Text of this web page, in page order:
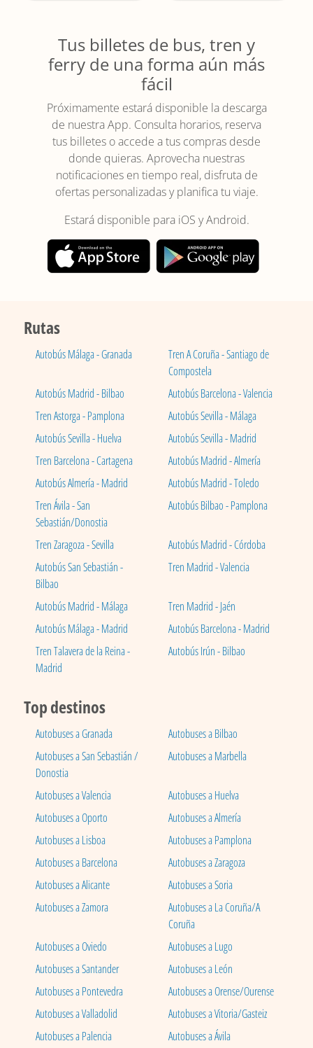
Tus billetes de bus, tren y
ferry de una forma aún más
fácil
Próximamente estará disponible la descarga
de nuestra App. Consulta horarios, reserva
tus billetes o accede a tus compras desde
donde quieras. Aprovecha nuestras
notificaciones en tiempo real, disfruta de
ofertas personalizadas y planifica tu viaje.
Estará disponible para iOS y Android.
Rutas
Autobús Málaga - Granada
Tren A Coruña - Santiago de
Compostela
Autobús Madrid - Bilbao
Autobús Barcelona - Valencia
Tren Astorga - Pamplona
Autobús Sevilla - Málaga
Autobús Sevilla - Huelva
Autobús Sevilla - Madrid
Tren Barcelona - Cartagena
Autobús Madrid - Almería
Autobús Almería - Madrid
Autobús Madrid - Toledo
Tren Ávila - San
Sebastián/Donostia
Autobús Bilbao - Pamplona
Tren Zaragoza - Sevilla
Autobús Madrid - Córdoba
Autobús San Sebastián -
Bilbao
Tren Madrid - Valencia
Autobús Madrid - Málaga
Tren Madrid - Jaén
Autobús Málaga - Madrid
Autobús Barcelona - Madrid
Tren Talavera de la Reina -
Madrid
Autobús Irún - Bilbao
Top destinos
Autobuses a Granada
Autobuses a Bilbao
Autobuses a San Sebastián /
Donostia
Autobuses a Marbella
Autobuses a Valencia
Autobuses a Huelva
Autobuses a Oporto
Autobuses a Almería
Autobuses a Lisboa
Autobuses a Pamplona
Autobuses a Barcelona
Autobuses a Zaragoza
Autobuses a Alicante
Autobuses a Soria
Autobuses a Zamora
Autobuses a La Coruña/A
Coruña
Autobuses a Oviedo
Autobuses a Lugo
Autobuses a Santander
Autobuses a León
Autobuses a Pontevedra
Autobuses a Orense/Ourense
Autobuses a Valladolid
Autobuses a Vitoria/Gasteiz
Autobuses a Palencia
Autobuses a Ávila